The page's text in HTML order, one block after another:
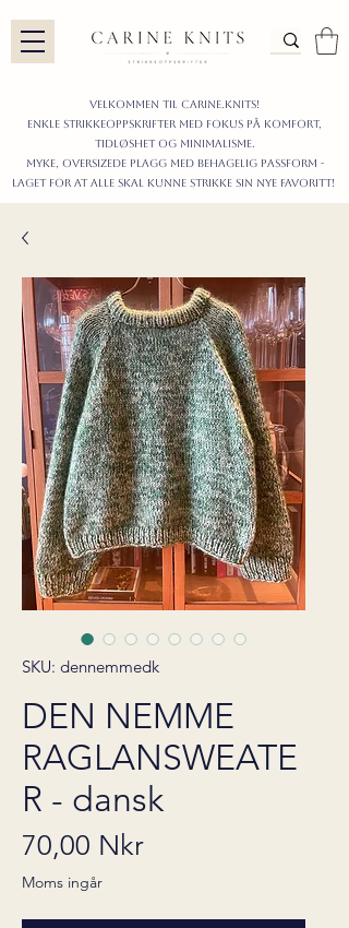
Velkommen til carine.knits!
enkle STRIKKEoppskrifter MED FOKUS PÅ KOMFORT,
TIDLØShet OG MINIMALISme.
myke, oversizede plagg med behagelig passform -
LAGET FOR AT ALLE skal KUNNE strikke sIN nyE favoritt!
SKU: dennemmedk
DEN NEMME
RAGLANSWEATE
R - dansk
70,00 NkrPris
Moms ingår